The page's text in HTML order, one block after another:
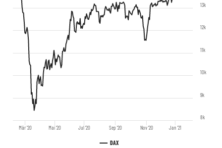
DAX
Mär '20 Mai '20 Jul '20 Sep '20 Nov '20 Jan '21
8k
9k
10k
11k
12k
13k